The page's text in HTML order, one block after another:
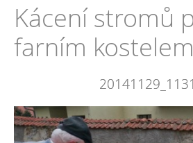
Kácení stromů
farním kostelem